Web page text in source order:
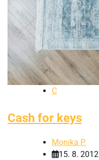
C
Cash for keys
Monika P.
15. 8. 2012